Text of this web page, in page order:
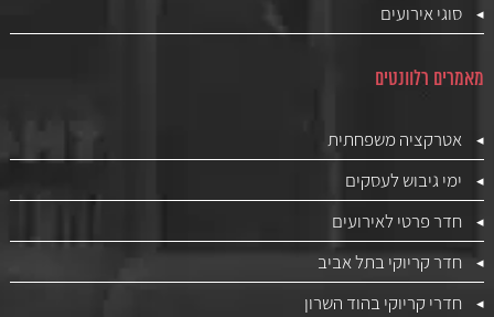
סוגי אירועים
מאמרים רלוונטים
אטרקציה משפחתית
ימי גיבוש לעסקים
חדר פרטי לאירועים
חדר קריוקי בתל אביב
חדרי קריוקי בהוד השרון